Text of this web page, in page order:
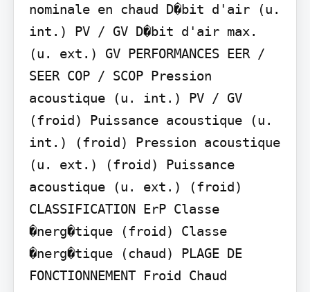
nominale en chaud D�bit d'air (u.
int.) PV / GV D�bit d'air max.
(u. ext.) GV PERFORMANCES EER /
SEER COP / SCOP Pression
acoustique (u. int.) PV / GV
(froid) Puissance acoustique (u.
int.) (froid) Pression acoustique
(u. ext.) (froid) Puissance
acoustique (u. ext.) (froid)
CLASSIFICATION ErP Classe
�nerg�tique (froid) Classe
�nerg�tique (chaud) PLAGE DE
FONCTIONNEMENT Froid Chaud